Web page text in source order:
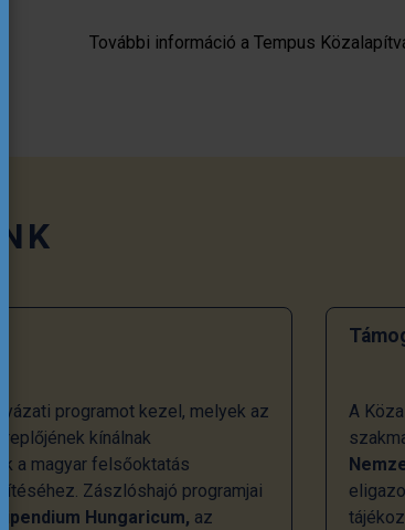
További információ a Tempus
programot kezel, melyek az
kínálnak
a magyar felsőoktatás
Zászlóshajó programjai
Hungaricum, az
A